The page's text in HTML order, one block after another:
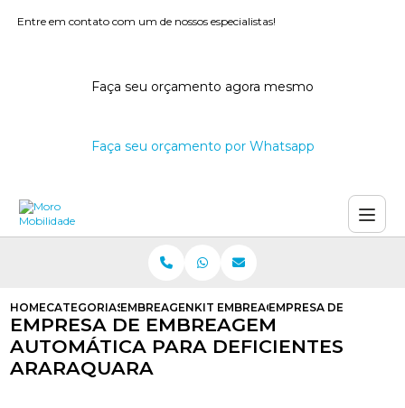
Entre em contato com um de nossos especialistas!
Faça seu orçamento agora mesmo
Faça seu orçamento por Whatsapp
HOMECATEGORIASEMBREAGENS AUTOMATICAS
KIT EMBREAGEM AUTOMATICA
EMPRESA DE
EMPRESA DE EMBREAGEM
AUTOMÁTICA PARA DEFICIENTES
ARARAQUARA